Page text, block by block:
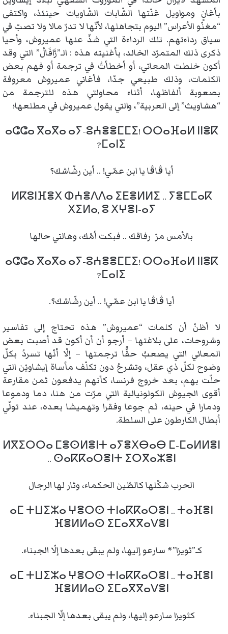
بأغانٍ ومواويل غنّتها الشّابات الشّاويات حينئذ، واكتفى
“مغنّو الأعراس” اليوم بتجاهلها، لأنّها لا تدرّ مالا ولا تصبّ في
سياق رداءتهم. تلك الرداءة التي شذّ عنها عميروش، وأحيا
ذكرى ذلك المتمرّد الخالد، بأغنيته هذه : الـ”رَّافَالْ” التي وقد
أكون خلطت المعاني، أو أخطأتُ في ترجمة أو فهم بعض
الكلمات، وذلك طبيعي جدّا، فأغاني عميروش معروفة
بصعوبة ألفاظها، أثناء محاولتي هذه للترجمة من
“هشاويث” إلى العربية”، والتي يقول عميروش في مطلعها؛
ⴰⵛⵛⴰ ⴳⴰⴳⴰ ⴰⵢ-ⵓⵄⴻⴻⵎⵎⵉ! ⵔⵔⴰⴼⴰⵍ ⵏⵏⴻⴽ
ⵎⴰⵏⵉ?
أيا ڨاڨا يا ابن عمّي! .. أين رشّاشك؟
ⵍⴽⵓⵏⴼⴻⵝ ⵀⵄⴻⴷⴷⴰ ⵉⴹⴻⵍⵍⵉ .. ⵢⴻⵎⵎⴰⴽ
ⵝⵉⵍⴰ, ⵓ ⵝⵖⴻⵏ-ⴰⵢ
بالأمس مرّ رفاقك .. فبكت أمّك، وهالني حالها
ⴰⵛⵛⴰ ⴳⴰⴳⴰ ⴰⵢ-ⵓⵄⴻⴻⵎⵎⵉ! ⵔⵔⴰⴼⴰⵍ ⵏⵏⴻⴽ
ⵎⴰⵏⵉ?
أيا ڨاڨا يا ابن عمّي! .. أين رشّاشك؟.
لا أظنّ أن كلمات “عميروش” هذه تحتاج إلى تفاسير
وشروحات، على بلاغتها – أرجو أن أن أكون قد أصبت بعض
المعاني التي يصعبُ حقًّا ترجمتها – إلّا أنّها تسردُ بكلّ
وضوح لكلّ ذي عقل، وتشرحُ دون تكلّف مأساة إيشاويّن التي
حلّت بهم، بعد خروج فرنسا، كأنهم يدفعون ثمن مقارعة
أقوى الجيوش الكولونيالية التي مرّت من هنا، دما ودموعا
ودمارا في حينه، ثم جوعا وفقرا وتهميشا بعده، عند تولّي
أبطال الكارطون على السلطة.
ⵍⴳⵉⵔⵔⴰ ⵎⴻⵙⵍⴻⵏⵜ ⴰⵢⴻⵝⴱⴰⴱ ⵎ-ⵎⴰⵍⵍⴻⵏ
.. ⵙⴰⴽⴽⴰⵔⴻⵏⵜ ⵉⵔⴳⴰⵣⴻⵏ
الحرب شكّلها كالطّين الحكماء، وثار لها الرجال
ⴰⵎ ⵜⵡⵉⵣⴰ ⵖⴻⵔⵙ ⵜⵏⴰⴽⴽⴰⵔⴻⵏ .. ⵜⴰⴼⴻⵏ
ⴼⴻⵍⵍⴰⵙ ⵉⵎⴰⴳⴳⴰⴸⴻⵏ
كـ”ثويزا”* سارعو إليها، ولم يبقى بعدها إلّا الجبناء.
ⴰⵎ ⵜⵡⵉⵣⴰ ⵖⴻⵔⵙ ⵜⵏⴰⴽⴽⴰⵔⴻⵏ .. ⵜⴰⴼⴻⵏ
ⴼⴻⵍⵍⴰⵙ ⵉⵎⴰⴳⴳⴰⴸⴻⵏ
كثويزا سارعو إليها، ولم يبقى بعدها إلّا الجبناء.